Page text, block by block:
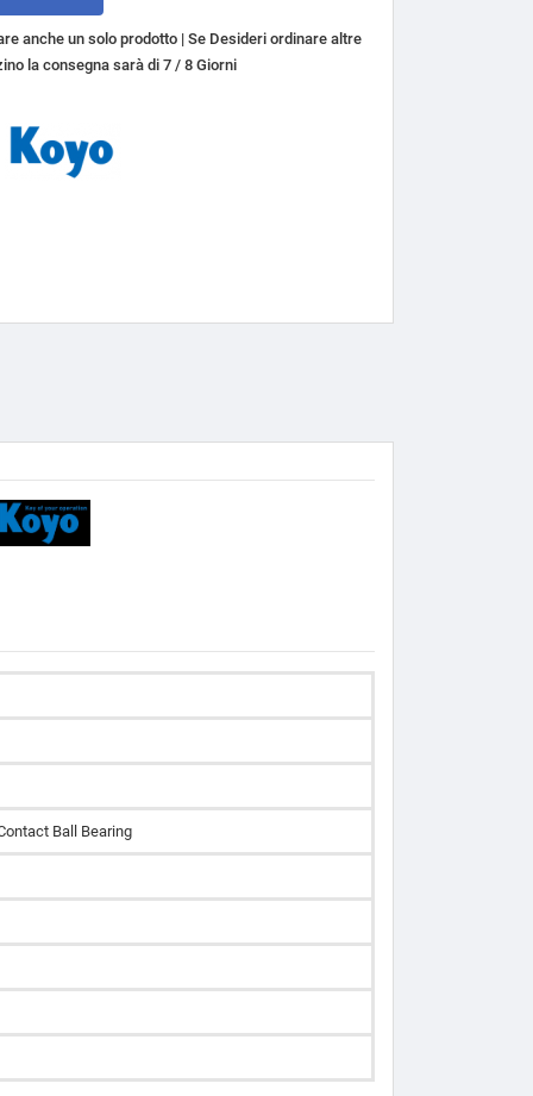
anche un solo prodotto | Se Desideri ordinare altre
la consegna sarà di 7 / 8 Giorni
Ball Bearing